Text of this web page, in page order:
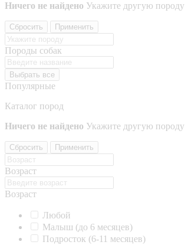
Ничего не найдено Укажите другую породу
Сбросить Применить
Породы собак
Выбрать все
Популярные
Каталог пород
Ничего не найдено Укажите другую породу
Сбросить Применить
Возраст
Возраст
Любой
Малыш (до 6 месяцев)
Подросток (6-11 месяцев)